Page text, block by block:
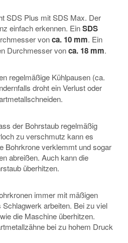
SDS Plus mit SDS Max. Der
einfach erkennen. EinSDS
vonca. 10 mm. Ein
Durchmesser vonca. 18 mm.
regelmäßige Kühlpausen (ca.
droht ein Verlust oder
der Bohrstaub regelmäßig
zu verschmutz kann es
Bohrkrone verklemmt und sogar
abreißen. Auch kann die
überhitzen.
immer mit mäßigen
arbeiten. Bei zu viel
die Maschine überhitzen.
bei zu hohem Druck